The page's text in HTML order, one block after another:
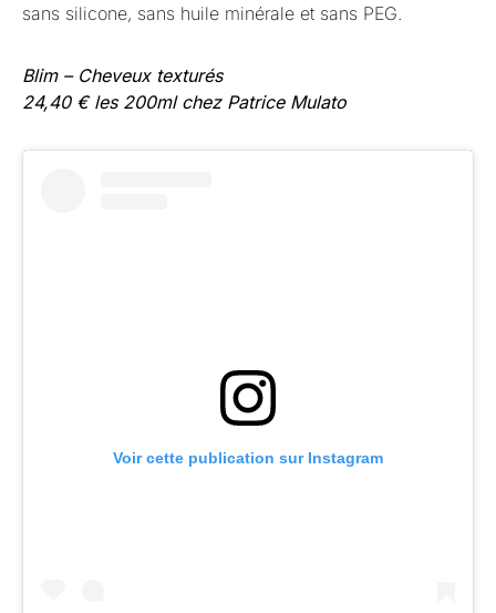
sans silicone, sans huile minérale et sans PEG.
Blim – Cheveux texturés
24,40 € les 200ml chez Patrice Mulato
Voir cette publication sur Instagram